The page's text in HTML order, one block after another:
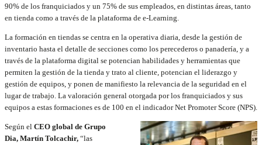
90% de los franquiciados y un 75% de sus empleados, en distintas áreas, tanto
en tienda como a través de la plataforma de e-Learning.
La formación en tiendas se centra en la operativa diaria, desde la gestión de
inventario hasta el detalle de secciones como los perecederos o panadería, y a
través de la plataforma digital se potencian habilidades y herramientas que
permiten la gestión de la tienda y trato al cliente, potencian el liderazgo y
gestión de equipos, y ponen de manifiesto la relevancia de la seguridad en el
lugar de trabajo. La valoración general otorgada por los franquiciados y sus
equipos a estas formaciones es de 100 en el indicador Net Promoter Score (NPS).
Según el CEO global de Grupo
Dia, Martín Tolcachir, “las